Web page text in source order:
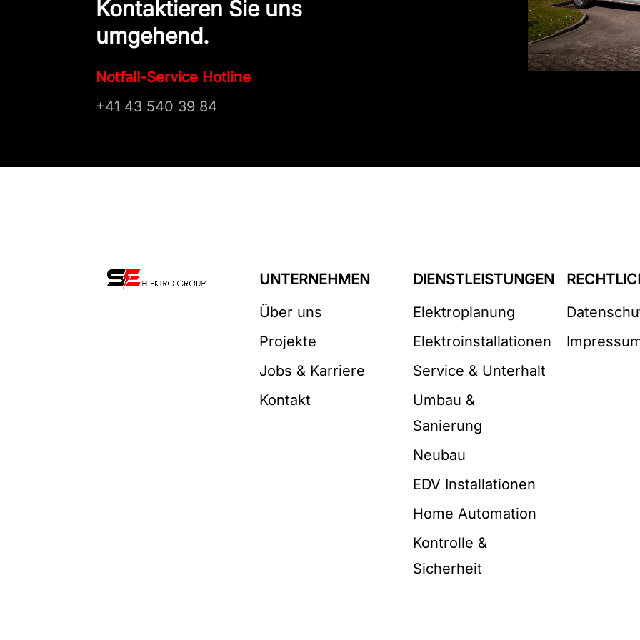
Kontaktieren Sie uns
umgehend.
Notfall-Service Hotline
+41 43 540 39 84
UNTERNEHMEN
Über uns
Projekte
Jobs & Karriere
Kontakt
DIENSTLEISTUNGEN
Elektroplanung
Elektroinstallationen
Service & Unterhalt
Umbau &
Sanierung
Neubau
EDV Installationen
Home Automation
Kontrolle &
Sicherheit